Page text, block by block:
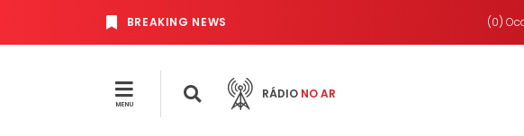
BREAKING NEWS (0)
MENU
RÁDIO NO AR